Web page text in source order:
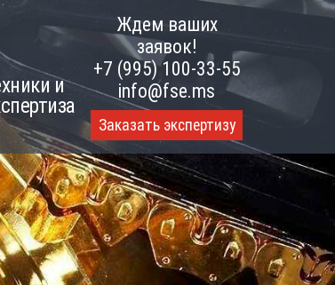
и
Ждем ваших
заявок!
+7 (995) 100-33-55
info@fse.ms
Заказать экспертизу